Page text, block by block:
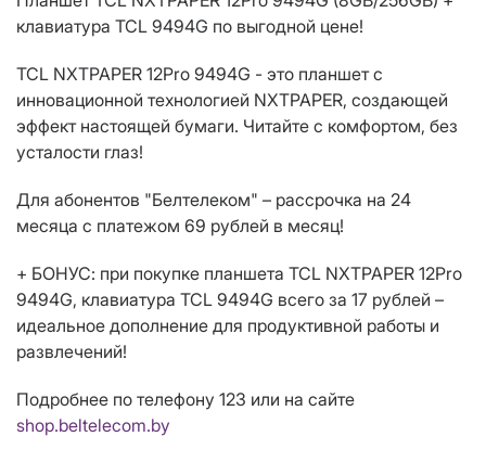
клавиатура TCL 9494G по выгодной цене!
TCL NXTPAPER 12Pro 9494G - это планшет с
инновационной технологией NXTPAPER, создающей
эффект настоящей бумаги. Читайте с комфортом, без
усталости глаз!
Для абонентов "Белтелеком" – рассрочка на 24
месяца с платежом 69 рублей в месяц!
+ БОНУС: при покупке планшета TCL NXTPAPER 12Pro
9494G, клавиатура TCL 9494G всего за 17 рублей –
идеальное дополнение для продуктивной работы и
развлечений!
Подробнее по телефону 123 или на сайте
shop.beltelecom.by